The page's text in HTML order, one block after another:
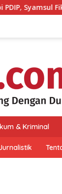
Bangun
& Kriminal